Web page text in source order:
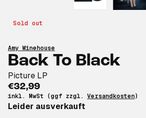
Amy Winehouse
Back To Black
Picture LP
€32,99
inkl. MwSt (ggf zzgl. Versandkosten)
Leider ausverkauft
Sold out